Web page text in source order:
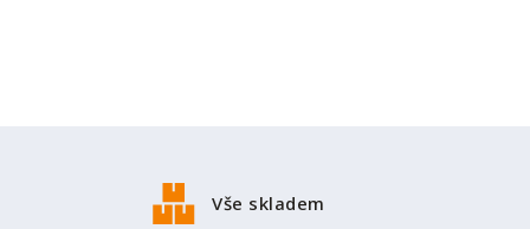
Vše skladem